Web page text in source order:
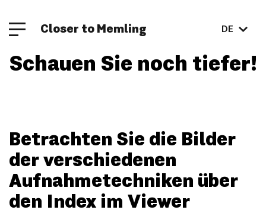
Closer to Memling DE
Schauen Sie noch tiefer!
Betrachten Sie die Bilder
der verschiedenen
Aufnahmetechniken über
den Index im Viewer